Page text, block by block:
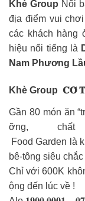
Khè Group Nổi
địa điểm vui
các khách hàng
hiệu nổi tiếng là
Nam Phương
Khè Group 𝐂𝐎́
Gần 80 món ăn
ỡng,
Food Garden là
bê-tông siêu chắc
Chỉ với 600K
ộng đến lúc về !